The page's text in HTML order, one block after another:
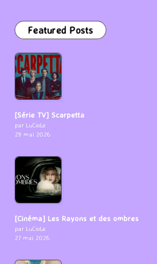
Featured Posts
[Série TV] Scarpetta
par LuCioLe
29 mai 2026
[Cinéma] Les Rayons et des ombres
par LuCioLe
27 mai 2026